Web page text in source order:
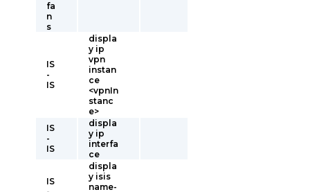
fa
n
s
IS
-
IS
displa
y ip
vpn
instan
ce
<vpnIn
stanc
e>
IS
-
IS
displa
y ip
interfa
ce
IS
displa
y isis
name-